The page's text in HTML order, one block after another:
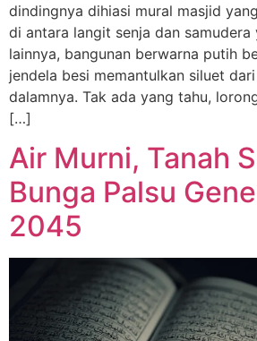
dindingnya dihiasi mural masjid
di antara langit senja dan samudera
lainnya, bangunan berwarna putih
jendela besi memantulkan siluet
dalamnya. Tak ada yang tahu,
[…]
Air Murni, Tanah
Bunga Palsu
2045